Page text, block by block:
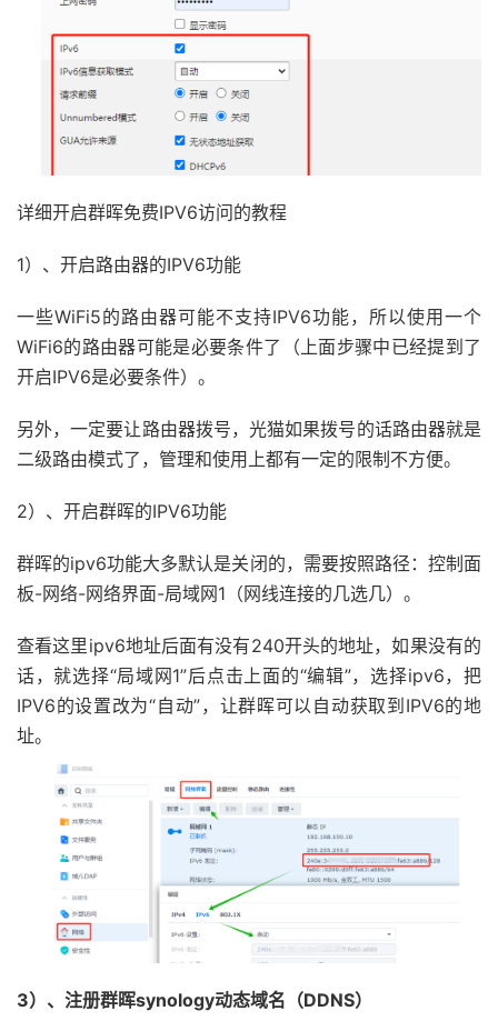
详细开启群晖免费IPV6访问的教程
1）、开启路由器的IPV6功能
一些WiFi5的路由器可能不支持IPV6功能，所以使用一个
WiFi6的路由器可能是必要条件了（上面步骤中已经提到了
开启IPV6是必要条件）。
另外，一定要让路由器拨号，光猫如果拨号的话路由器就是
二级路由模式了，管理和使用上都有一定的限制不方便。
2）、开启群晖的IPV6功能
群晖的ipv6功能大多默认是关闭的，需要按照路径：控制面
板-网络-网络界面-局域网1（网线连接的几选几）。
查看这里ipv6地址后面有没有240开头的地址，如果没有的
话，就选择“局域网1”后点击上面的“编辑”，选择ipv6，把
IPV6的设置改为“自动”，让群晖可以自动获取到IPV6的地
址。
3）、注册群晖synology动态域名（DDNS）